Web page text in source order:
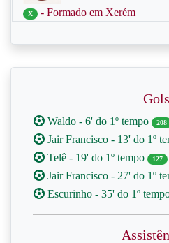
X - Formado em Xerém
Gols
Waldo - 6' do 1º tempo 208
Jair Francisco - 13' do 1º
Telê - 19' do 1º tempo 127
Jair Francisco - 27' do 1º
Escurinho - 35' do 1º